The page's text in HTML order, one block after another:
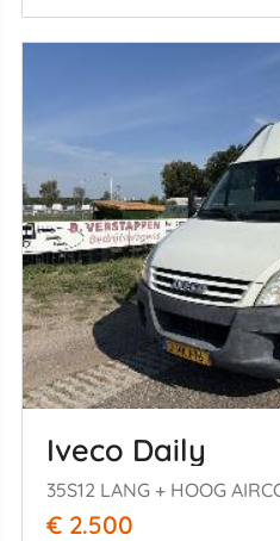
Iveco Daily
35S12 LANG + HOOG
€ 2.500